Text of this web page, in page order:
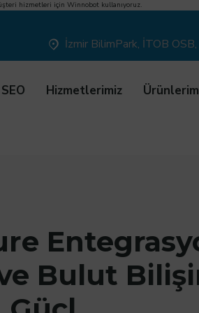
hizmetleri için Winnobot kullanıyoruz.
İzmir BilimPark, İTOB
SEO Hizmetlerimiz
Bulut